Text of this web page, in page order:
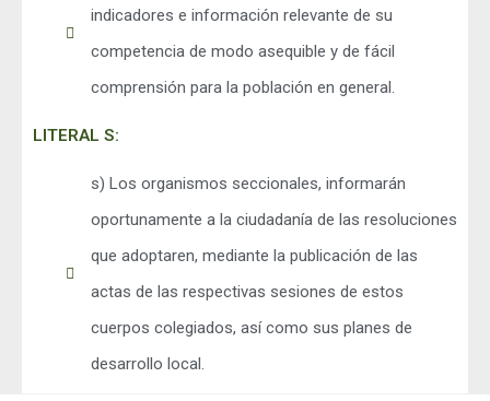
indicadores e información relevante de su
competencia de modo asequible y de fácil
comprensión para la población en general.
LITERAL S:
s) Los organismos seccionales, informarán
oportunamente a la ciudadanía de las resoluciones
que adoptaren, mediante la publicación de las
actas de las respectivas sesiones de estos
cuerpos colegiados, así como sus planes de
desarrollo local.